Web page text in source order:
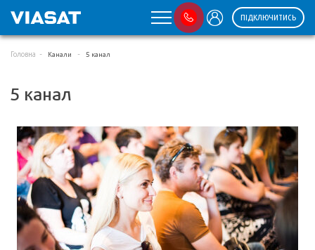
ПІДКЛЮЧИТИСЬ
Головна Канали 5 канал
5 канал